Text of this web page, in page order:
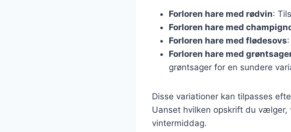
Forloren hare med rødvin:
Forloren hare med
Forloren hare med flødesovs
Forloren hare med
grøntsager for en sundere
Disse variationer kan tilpasses
Uanset hvilken opskrift du
vintermiddag.